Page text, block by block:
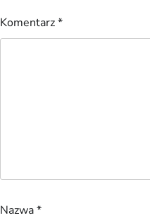
Komentarz*
Nazwa*